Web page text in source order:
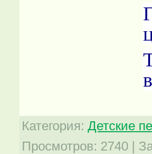
Категория: Детские
Просмотров: 2740 |